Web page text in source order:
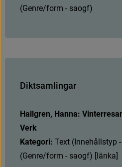
(Genre/form - saogf)
Diktsam ingar
Hallgren, Hanna:
Verk
Kategori: Text (Innehållstyp -
(Genre/form - saogf) [länka]